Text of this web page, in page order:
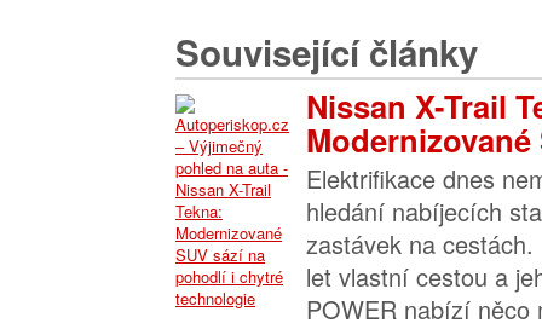
Související články
Nissan X-Trail
Modernizované
Elektrifikace dnes
hledání nabíjecích
zastávek na
let vlastní cestou a
POWER nabízí něco